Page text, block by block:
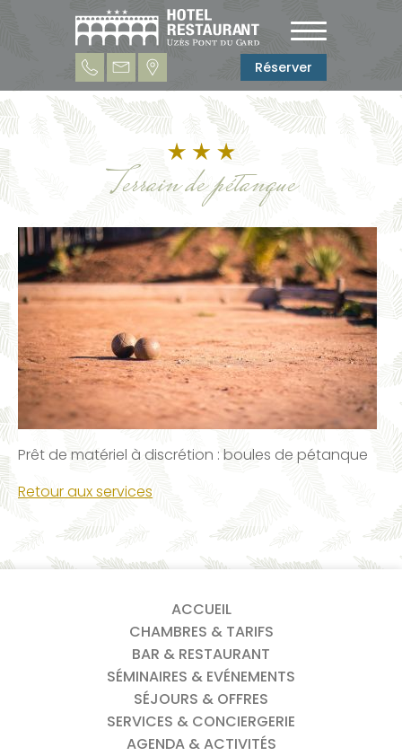
Réserver
Terrain de pétanque
Prêt de matériel à discrétion : boules de pétanque
Retour aux services
ACCUEIL
CHAMBRES & TARIFS
BAR & RESTAURANT
SÉMINAIRES & EVÉNEMENTS
SÉJOURS & OFFRES
SERVICES & CONCIERGERIE
AGENDA & ACTIVITÉS